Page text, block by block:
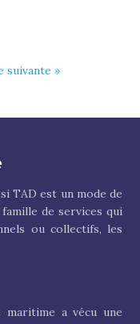
suivante »
TAD est un mode de
de services qui
ou collectifs, les
a vécu une